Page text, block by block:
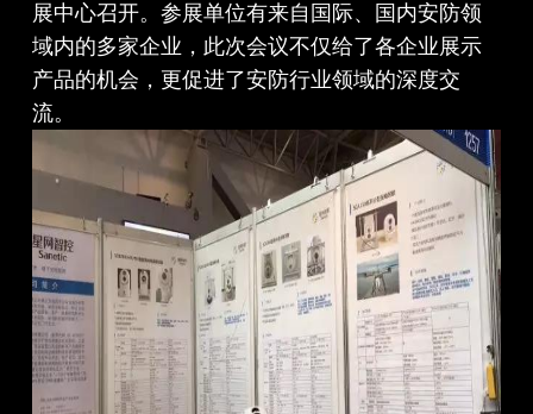
展中心召开。参展单位有来自国际、国内安防领
域内的多家企业，此次会议不仅给了各企业展示
产品的机会，更促进了安防行业领域的深度交
流。